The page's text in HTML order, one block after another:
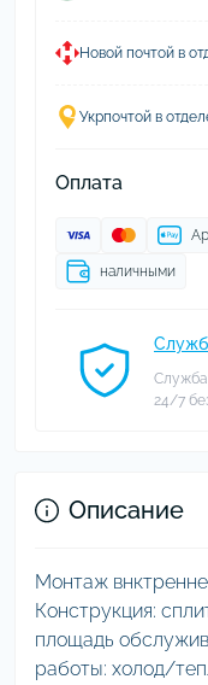
Новой почтой в
Укрпочтой в
Оплата
наличными
Служба
24/7
Описание
Монтаж
Конструкция:
площадь
работы: холод/